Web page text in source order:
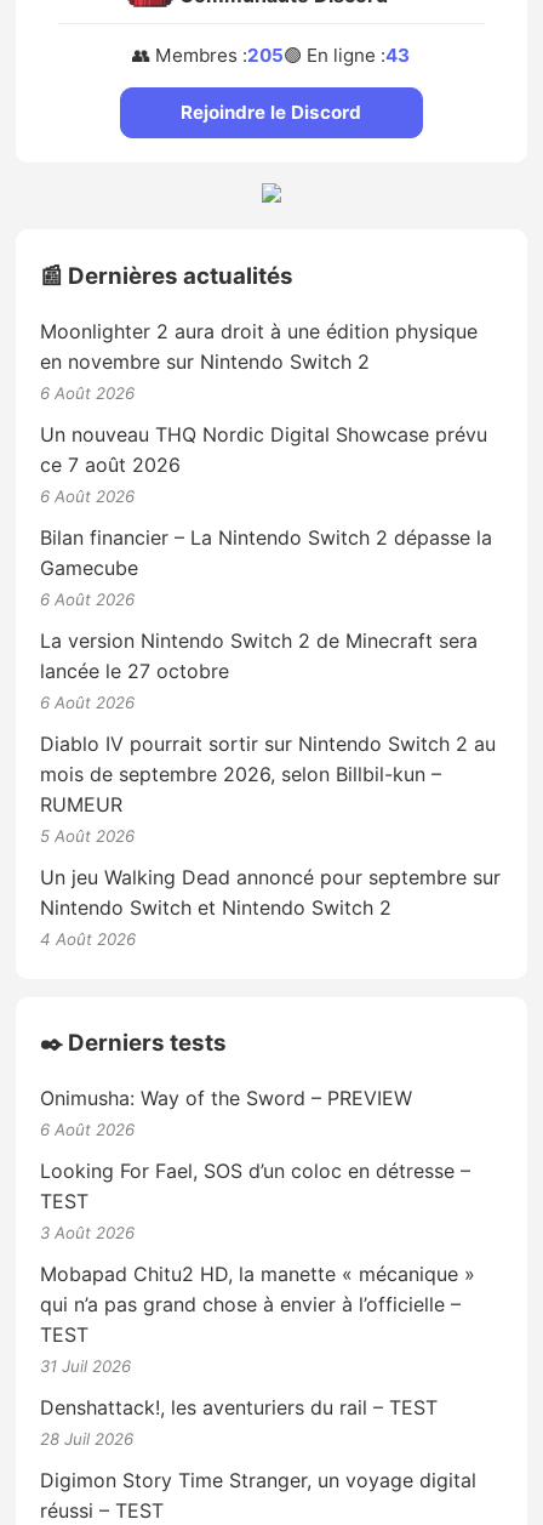
👥 Membres :205🟢 En ligne :43
Rejoindre le Discord
📰 Dernières actualités
Moonlighter 2 aura droit à une édition physique
en novembre sur Nintendo Switch 2
6 Août 2026
Un nouveau THQ Nordic Digital Showcase prévu
ce 7 août 2026
6 Août 2026
Bilan financier – La Nintendo Switch 2 dépasse la
Gamecube
6 Août 2026
La version Nintendo Switch 2 de Minecraft sera
lancée le 27 octobre
6 Août 2026
Diablo IV pourrait sortir sur Nintendo Switch 2 au
mois de septembre 2026, selon Billbil-kun –
RUMEUR
5 Août 2026
Un jeu Walking Dead annoncé pour septembre sur
Nintendo Switch et Nintendo Switch 2
4 Août 2026
✒️ Derniers tests
Onimusha: Way of the Sword – PREVIEW
6 Août 2026
Looking For Fael, SOS d’un coloc en détresse –
TEST
3 Août 2026
Mobapad Chitu2 HD, la manette « mécanique »
qui n’a pas grand chose à envier à l’officielle –
TEST
31 Juil 2026
Denshattack!, les aventuriers du rail – TEST
28 Juil 2026
Digimon Story Time Stranger, un voyage digital
réussi – TEST